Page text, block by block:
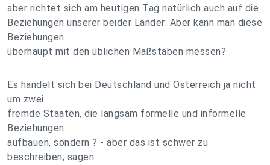
aber richtet sich am heutigen Tag natürlich auch auf die
Beziehungen unserer beider Länder: Aber kann man diese
Beziehungen
überhaupt mit den üblichen Maßstäben messen?
Es handelt sich bei Deutschland und Österreich ja nicht
um zwei
fremde Staaten, die langsam formelle und informelle
Beziehungen
aufbauen, sondern ? - aber das ist schwer zu
beschreiben; sagen